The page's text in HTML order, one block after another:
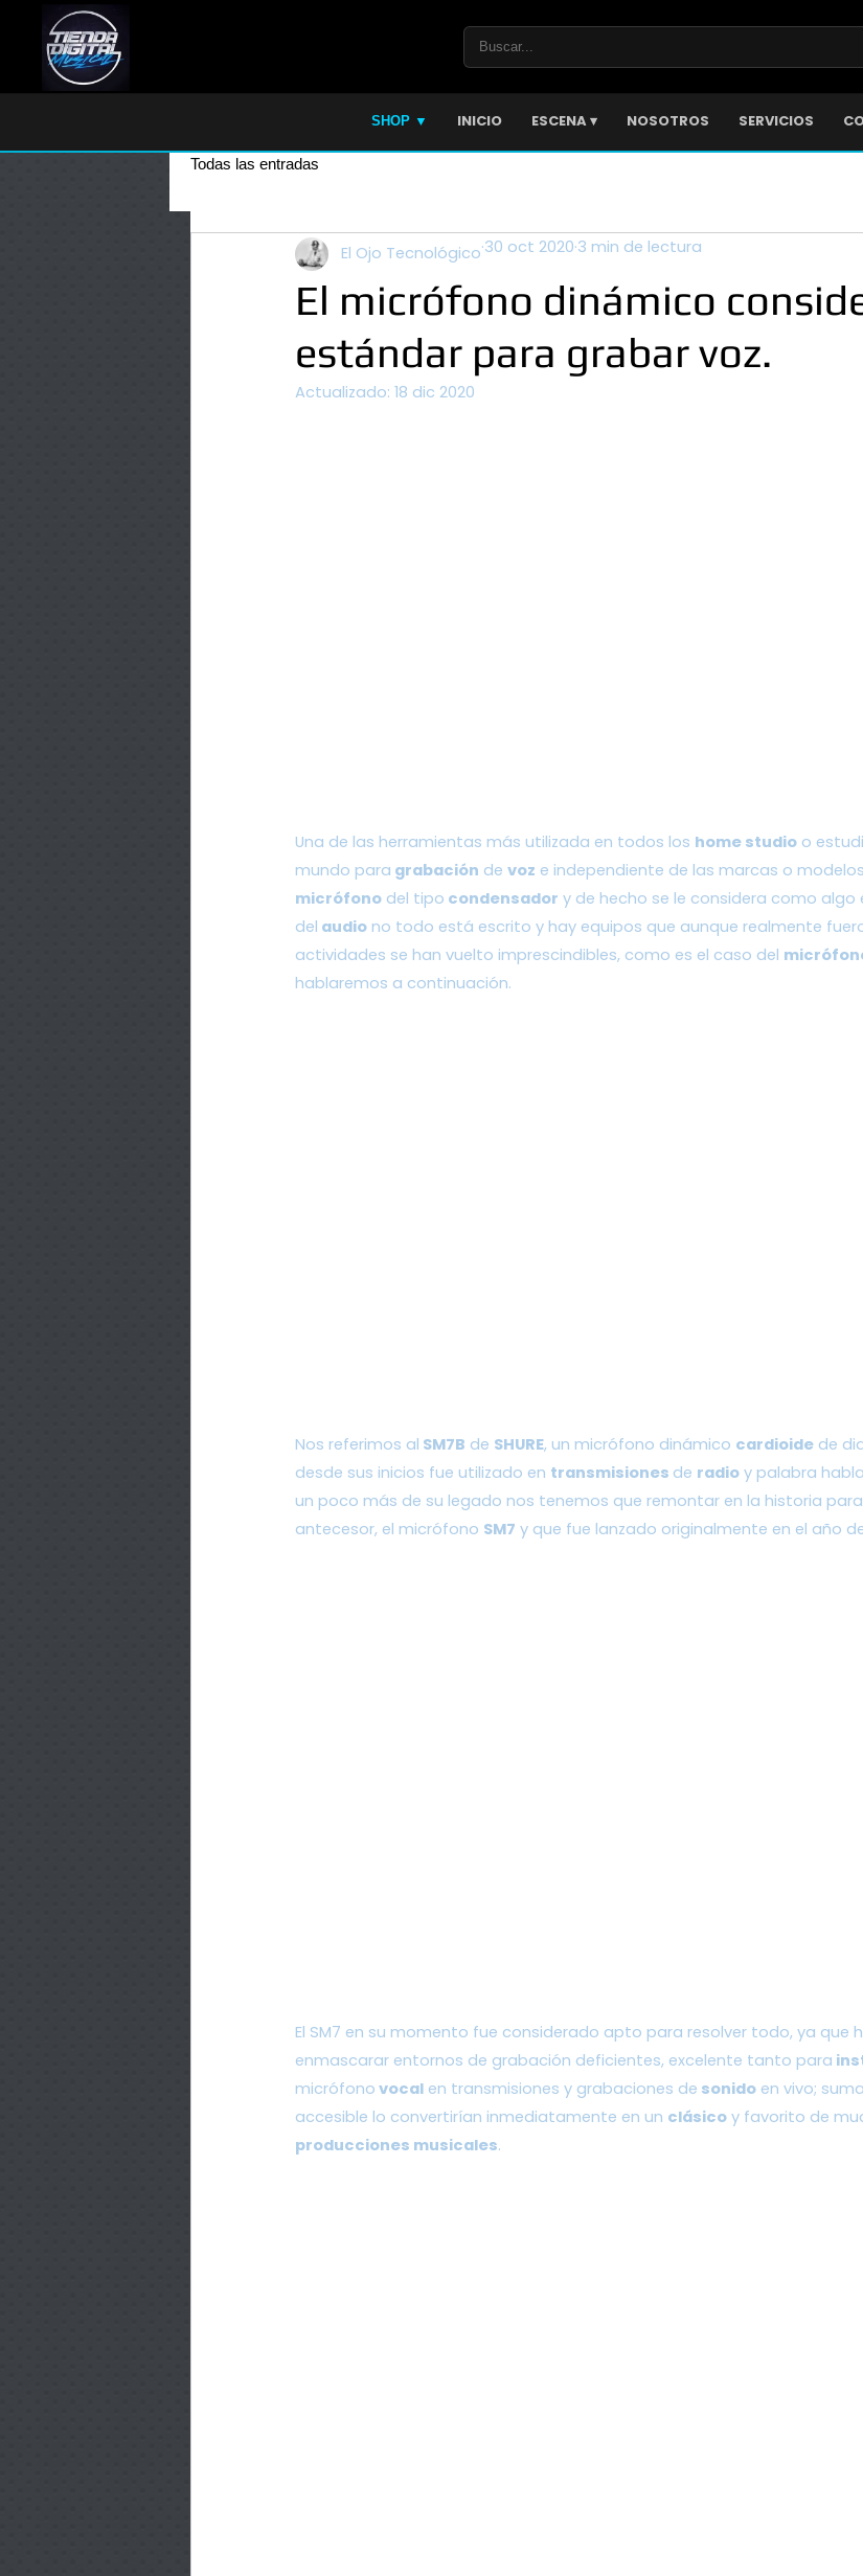
SHOP ▼ INICIO ESCENA ▾ NOSOTROS SERVICIOS
Todas las entradas
El micrófono dinámico
estándar para grabar voz.
El Ojo Tecnológico 30 oct 2020 3 min de lectura
Actualizado: 18 dic 2020
Una de las herramientas más utilizada en todos los home studio o
mundo para grabación de voz e independiente de las marcas o
micrófono del tipo condensador y de hecho se le considera como algo
del audio no todo está escrito y hay equipos que aunque realmente
actividades se han vuelto imprescindibles, como es el caso del
hablaremos a continuación.
Nos referimos al SM7B de SHURE, un micrófono dinámico cardioide de
desde sus inicios fue utilizado en transmisiones de radio y palabra
un poco más de su legado nos tenemos que remontar en la historia
antecesor, el micrófono SM7 y que fue lanzado originalmente en el año
El SM7 en su momento fue considerado apto para resolver todo, ya que
enmascarar entornos de grabación deficientes, excelente tanto para
micrófono vocal en transmisiones y grabaciones de sonido en vivo;
accesible lo convertirían inmediatamente en un clásico y favorito de
producciones musicales.